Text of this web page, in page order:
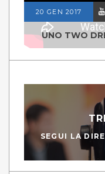
20 GEN 2017
SEGUI LA